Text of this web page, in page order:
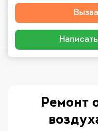
Ремонт